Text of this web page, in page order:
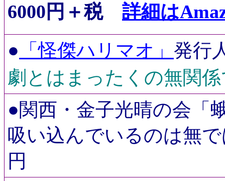
6000円＋税 詳細は
● 「怪傑ハリマオ」 発行
劇とはまったくの無関
●関西・金子光晴の会「
吸い込んでいるのは無
円